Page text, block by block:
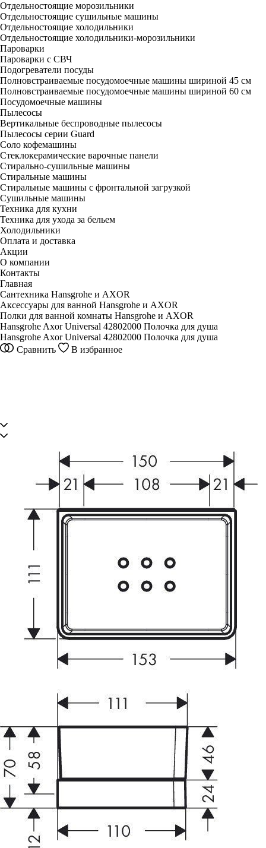
Отдельностоящие морозильники
Отдельностоящие сушильные машины
Отдельностоящие холодильники
Отдельностоящие холодильники-морозильники
Пароварки
Пароварки с СВЧ
Подогреватели посуды
Полновстраиваемые посудомоечные машины шириной 45 см
Полновстраиваемые посудомоечные машины шириной 60 см
Посудомоечные машины
Пылесосы
Вертикальные беспроводные пылесосы
Пылесосы серии Guard
Соло кофемашины
Стеклокерамические варочные панели
Стирально-сушильные машины
Стиральные машины
Стиральные машины с фронтальной загрузкой
Сушильные машины
Техника для кухни
Техника для ухода за бельем
Холодильники
Оплата и доставка
Акции
О компании
Контакты
Главная
Сантехника Hansgrohe и AXOR
Аксессуары для ванной Hansgrohe и AXOR
Полки для ванной комнаты Hansgrohe и AXOR
Hansgrohe Axor Universal 42802000 Полочка для душа
Hansgrohe Axor Universal 42802000 Полочка для душа
Сравнить
В избранное